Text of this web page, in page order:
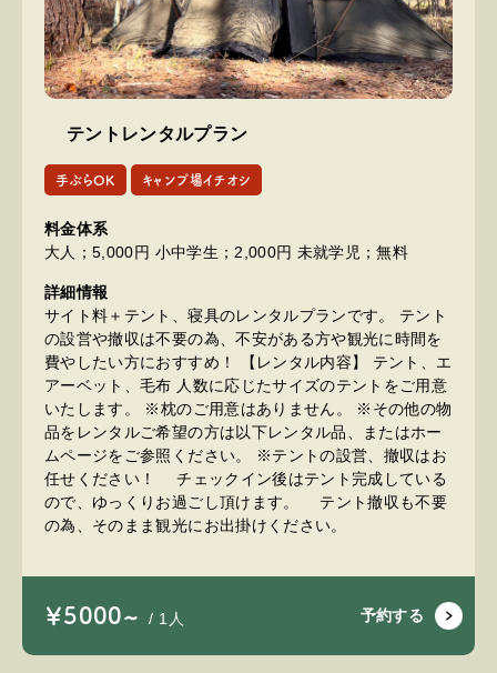
テントレンタルプラン
手ぶらOK キャンプ場イチオシ
料金体系
大人；5,000円 小中学生；2,000円 未就学児；無料
詳細情報
サイト料＋テント、寝具のレンタルプランです。 テント
の設営や撤収は不要の為、不安がある方や観光に時間を
費やしたい方におすすめ！ 【レンタル内容】 テント、エ
アーベット、毛布 人数に応じたサイズのテントをご用意
いたします。 ※枕のご用意はありません。 ※その他の物
品をレンタルご希望の方は以下レンタル品、またはホー
ムページをご参照ください。 ※テントの設営、撤収はお
任せください！ チェックイン後はテント完成している
ので、ゆっくりお過ごし頂けます。 テント撤収も不要
の為、そのまま観光にお出掛けください。
￥5000~ / 1人 予約する